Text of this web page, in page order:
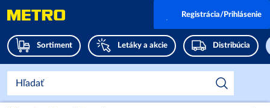
Sortiment Letáky a akcie Distribúcia
Registrácia/Prihlásenie